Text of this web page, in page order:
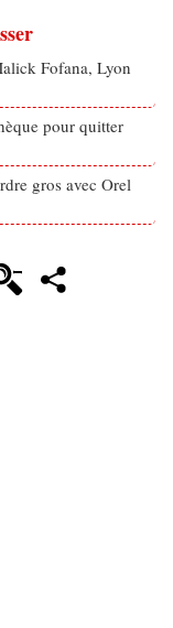
Fofana, Lyon
pour quitter
gros avec Orel